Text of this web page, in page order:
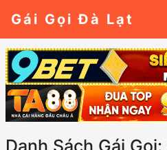
Gái Gọi Đà Lạt
Danh Sách Gái